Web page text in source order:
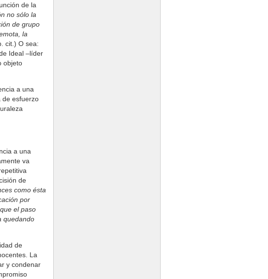
de la
no sólo la
de grupo
la
cit.) O sea:
Ideal –líder
objeto
a una
de esfuerzo
a una
va
de
como ésta
por
el paso
quedando
de
La
y condenar